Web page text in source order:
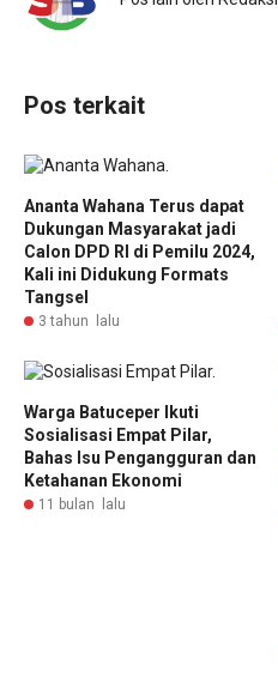
Pos terkait
Ananta Wahana Terus dapat
Dukungan Masyarakat jadi
Calon DPD RI di Pemilu 2024,
Kali ini Didukung Formats
Tangsel
3 tahun lalu
Warga Batuceper Ikuti
Sosialisasi Empat Pilar,
Bahas Isu Pengangguran dan
Ketahanan Ekonomi
11 bulan lalu